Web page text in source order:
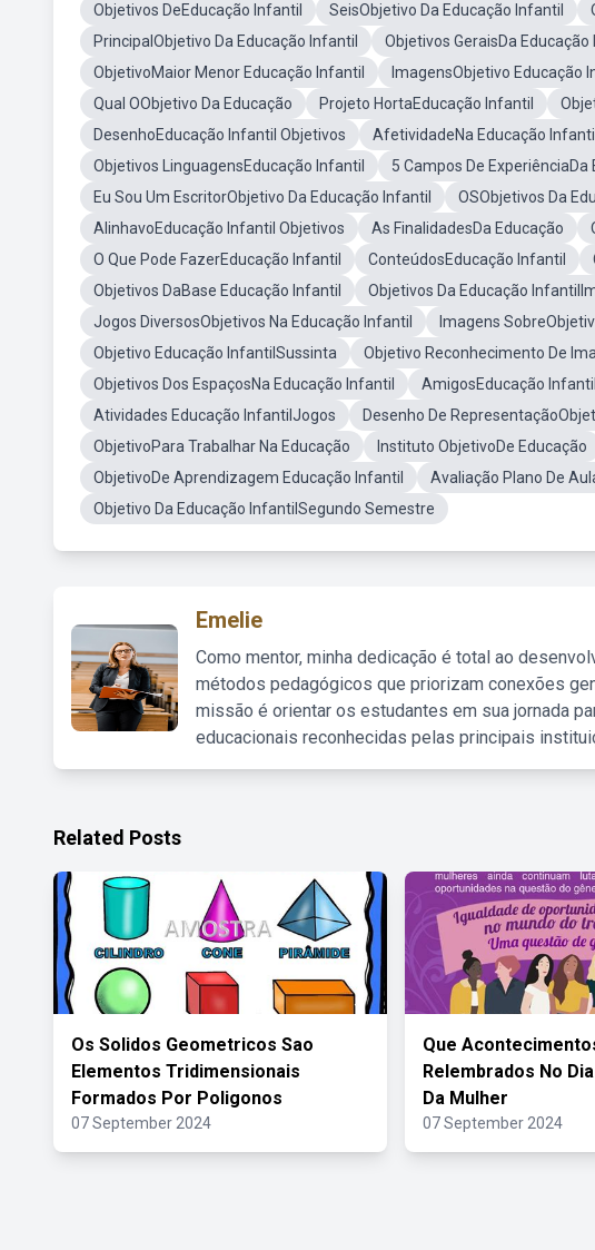
Objetivos DeEducação Infantil
SeisObjetivo Da Educação Infantil
PrincipalObjetivo Da Educação Infantil
Objetivos GeraisDa Educação
ObjetivoMaior Menor Educação Infantil
ImagensObjetivo Educação
Qual OObjetivo Da Educação
Projeto HortaEducação Infantil
DesenhoEducação Infantil Objetivos
AfetividadeNa Educação Infantil
Objetivos LinguagensEducação Infantil
5 Campos De ExperiênciaDa
Eu Sou Um EscritorObjetivo Da Educação Infantil
OSObjetivos Da
AlinhavoEducação Infantil Objetivos
As FinalidadesDa Educação
O Que Pode FazerEducação Infantil
ConteúdosEducação Infantil
Objetivos DaBase Educação Infantil
Objetivos Da Educação
Jogos DiversosObjetivos Na Educação Infantil
Imagens
Objetivo Educação InfantilSussinta
Objetivo Reconhecimento De
Objetivos Dos EspaçosNa Educação Infantil
AmigosEducação Infantil
Atividades Educação InfantilJogos
Desenho De
ObjetivoPara Trabalhar Na Educação
Instituto ObjetivoDe Educação
ObjetivoDe Aprendizagem Educação Infantil
Avaliação Plano De
Objetivo Da Educação InfantilSegundo Semestre
Emelie
Como mentor, minha dedicação é total ao
métodos pedagógicos que priorizam conexões
missão é orientar os estudantes em sua jornada
educacionais reconhecidas pelas principais
Related Posts
Os Solidos Geometricos Sao
Elementos Tridimensionais
Formados Por Poligonos
07 September 2024
Que
Relembrados No
Da Mulher
07 September 2024